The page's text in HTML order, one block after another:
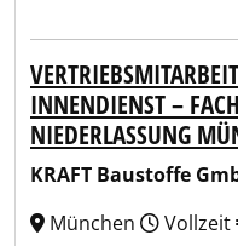
INNENDIENST –
NIEDERLASSUNG
KRAFT Baustoffe
München
Vollzeit